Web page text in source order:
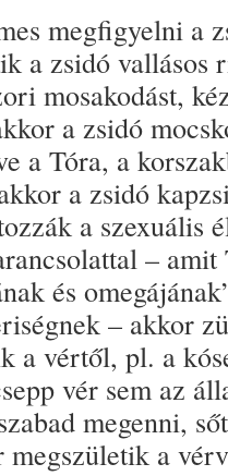
megfigyelni a
a zsidó vallásos
mosakodást,
a zsidó
a Tóra, a
a zsidó
a szexuális
– amit
és
– akkor
a vértől, pl. a
vér sem az
megenni,
megszületik a